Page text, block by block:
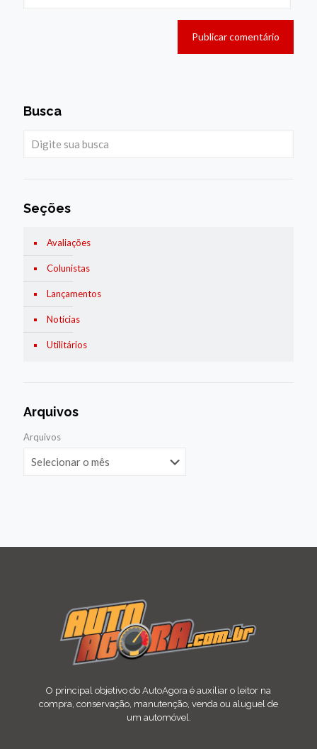
Busca
Seções
Avaliações
Colunistas
Lançamentos
Notícias
Utilitários
Arquivos
Arquivos
O principal objetivo do AutoAgora é auxiliar o leitor na
compra, conservação, manutenção, venda ou aluguel de
um automóvel.